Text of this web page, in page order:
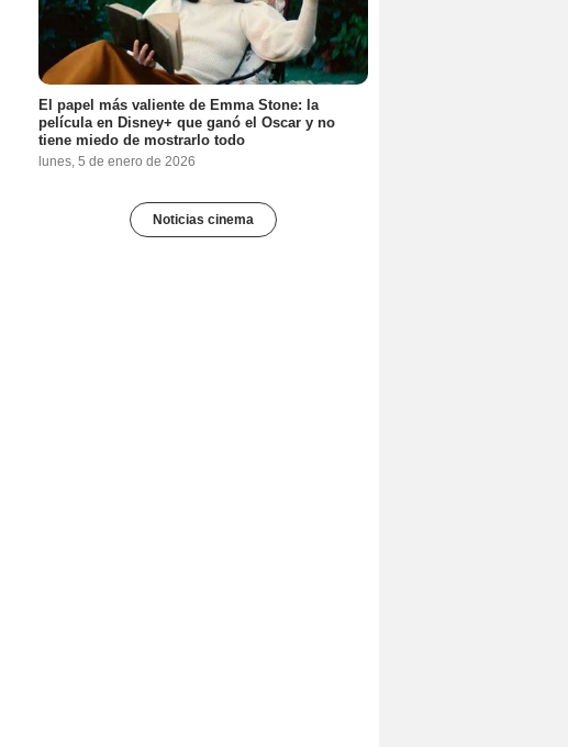
El papel más valiente de Emma Stone: la
película en Disney+ que ganó el Oscar y no
tiene miedo de mostrarlo todo
lunes, 5 de enero de 2026
Noticias cinema